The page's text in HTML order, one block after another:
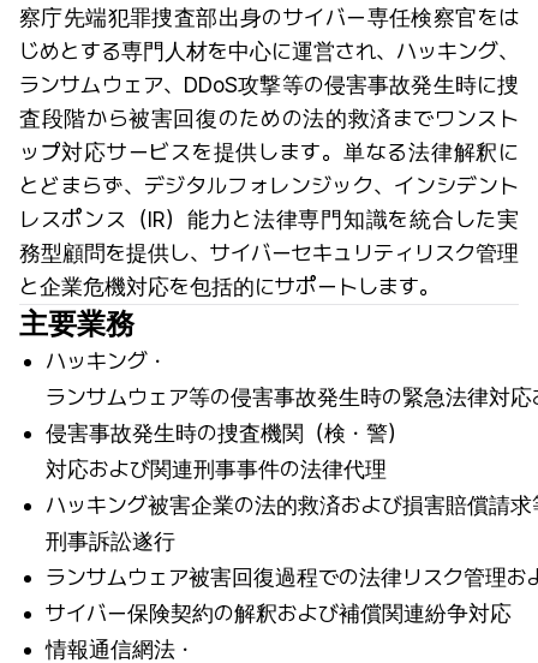
察庁先端犯罪捜査部出身のサイバー専任検察官をは
じめとする専門人材を中心に運営され、ハッキング、
ランサムウェア、DDoS攻撃等の侵害事故発生時に捜
査段階から被害回復のための法的救済までワンスト
ップ対応サービスを提供します。単なる法律解釈に
とどまらず、デジタルフォレンジック、インシデント
レスポンス（IR）能力と法律専門知識を統合した実
務型顧問を提供し、サイバーセキュリティリスク管理
と企業危機対応を包括的にサポートします。
主要業務
ハッキング・
ランサムウェア等の侵害事故発生時の緊急法律対
侵害事故発生時の捜査機関（検・警）
対応および関連刑事事件の法律代理
ハッキング被害企業の法的救済および損害賠償請求
刑事訴訟遂行
ランサムウェア被害回復過程での法律リスク管理お
サイバー保険契約の解釈および補償関連紛争対応
情報通信網法・